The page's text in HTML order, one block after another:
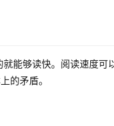
能够读快。阅读速度可
的矛盾。